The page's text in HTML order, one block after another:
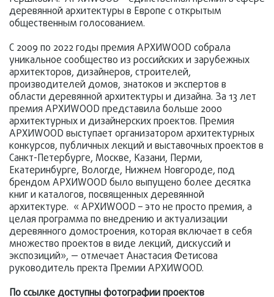
деревянной архитектуры в Европе с открытым
общественным голосованием.
С 2009 по 2022 годы премия АРХИWOOD собрала
уникальное сообщество из российских и зарубежных
архитекторов, дизайнеров, строителей,
производителей домов, знатоков и экспертов в
области деревянной архитектуры и дизайна. За 13 лет
премия АРХИWOOD представила больше 2000
архитектурных и дизайнерских проектов. Премия
АРХИWOOD выступает организатором архитектурных
конкурсов, публичных лекций и выставочных проектов в
Санкт-Петербурге, Москве, Казани, Перми,
Екатеринбурге, Вологде, Нижнем Новгороде, под
брендом АРХИWOOD было выпущено более десятка
книг и каталогов, посвященных деревянной
архитектуре. « АРХИWOOD – это не просто премия, а
целая программа по внедрению и актуализации
деревянного домостроения, которая включает в себя
множество проектов в виде лекций, дискуссий и
экспозиций», — отмечает Анастасия Фетисова
руководитель пректа Премии АРХИWOOD.
По ссылке доступны фотографии проектов